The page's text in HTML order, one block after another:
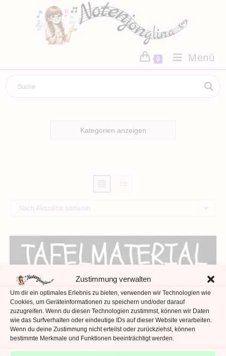
Zustimmung verwalten
Um dir ein optimales Erlebnis zu bieten, verwenden wir Technologien wie
Cookies, um Geräteinformationen zu speichern und/oder darauf
zuzugreifen. Wenn du diesen Technologien zustimmst, können wir Daten
wie das Surfverhalten oder eindeutige IDs auf dieser Website verarbeiten.
Wenn du deine Zustimmung nicht erteilst oder zurückziehst, können
bestimmte Merkmale und Funktionen beeinträchtigt werden.
0 Menü
Kategorien anzeigen
Nach Aktualität sortieren